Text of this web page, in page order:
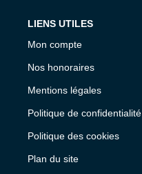
LIENS UTILES
Mon compte
Nos honoraires
Mentions légales
Politique de confidentialité
Politique des cookies
Plan du site